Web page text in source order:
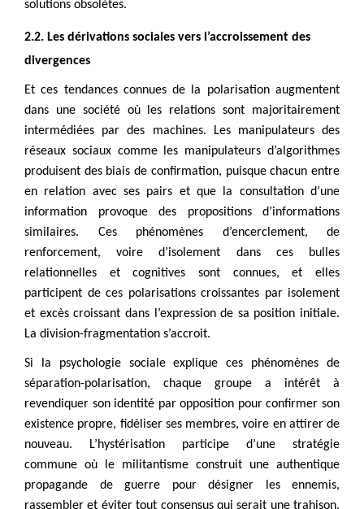
solutions obsolètes.
2.2. Les dérivations sociales vers l’accroissement des
divergences
Et ces tendances connues de la polarisation augmentent
dans une société où les relations sont majoritairement
intermédiées par des machines. Les manipulateurs des
réseaux sociaux comme les manipulateurs d’algorithmes
produisent des biais de confirmation, puisque chacun entre
en relation avec ses pairs et que la consultation d’une
information provoque des propositions d’informations
similaires. Ces phénomènes d’encerclement, de
renforcement, voire d’isolement dans ces bulles
relationnelles et cognitives sont connues, et elles
participent de ces polarisations croissantes par isolement
et excès croissant dans l’expression de sa position initiale.
La division-fragmentation s’accroit.
Si la psychologie sociale explique ces phénomènes de
séparation-polarisation, chaque groupe a intérêt à
revendiquer son identité par opposition pour confirmer son
existence propre, fidéliser ses membres, voire en attirer de
nouveau. L’hystérisation participe d’une stratégie
commune où le militantisme construit une authentique
propagande de guerre pour désigner les ennemis,
rassembler et éviter tout consensus qui serait une trahison.